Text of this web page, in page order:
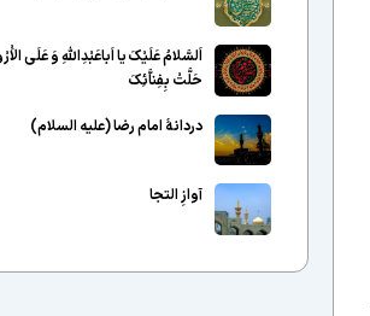
اَلسَّلامُ عَلَیْکَ یا اَباعَبْدِاللَّهِ وَ عَلَى
حَلَّتْ بِفِناَّئِکَ
دردانهٔ امام رضا (علیه السلام)
آوازِ التجا